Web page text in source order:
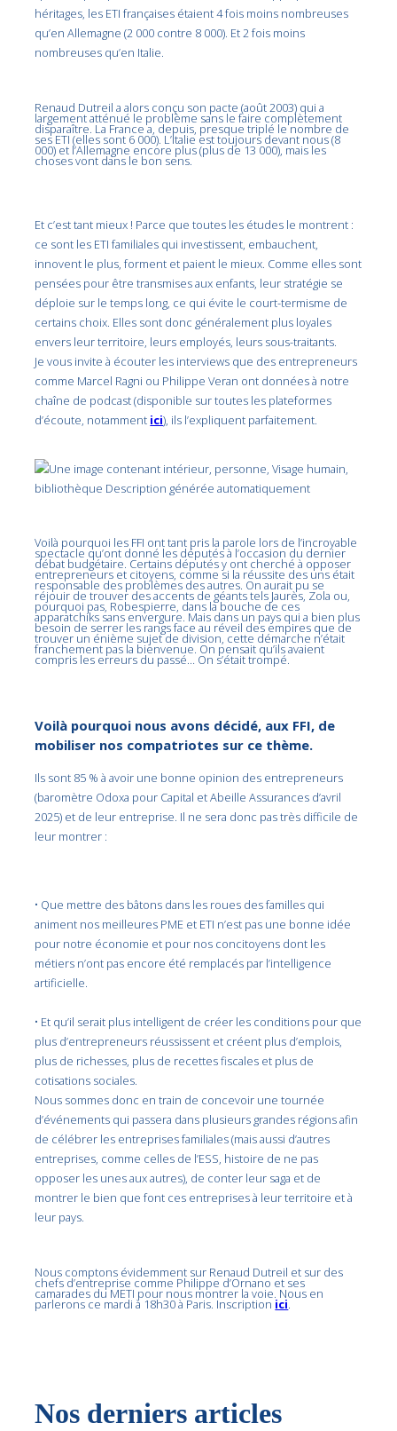
héritages, les ETI françaises étaient 4 fois moins nombreuses
qu’en Allemagne (2 000 contre 8 000). Et 2 fois moins
nombreuses qu’en Italie.
Renaud Dutreil a alors conçu son pacte (août 2003) qui a
largement atténué le problème sans le faire complètement
disparaître. La France a, depuis, presque triplé le nombre de
ses ETI (elles sont 6 000). L’Italie est toujours devant nous (8
000) et l’Allemagne encore plus (plus de 13 000), mais les
choses vont dans le bon sens.
Et c’est tant mieux ! Parce que toutes les études le montrent :
ce sont les ETI familiales qui investissent, embauchent,
innovent le plus, forment et paient le mieux. Comme elles sont
pensées pour être transmises aux enfants, leur stratégie se
déploie sur le temps long, ce qui évite le court-termisme de
certains choix. Elles sont donc généralement plus loyales
envers leur territoire, leurs employés, leurs sous-traitants.
Je vous invite à écouter les interviews que des entrepreneurs
comme Marcel Ragni ou Philippe Veran ont données à notre
chaîne de podcast (disponible sur toutes les plateformes
d’écoute, notamment ici), ils l’expliquent parfaitement.
Voilà pourquoi les FFI ont tant pris la parole lors de l’incroyable
spectacle qu’ont donné les députés à l’occasion du dernier
débat budgétaire. Certains députés y ont cherché à opposer
entrepreneurs et citoyens, comme si la réussite des uns était
responsable des problèmes des autres. On aurait pu se
réjouir de trouver des accents de géants tels Jaurès, Zola ou,
pourquoi pas, Robespierre, dans la bouche de ces
apparatchiks sans envergure. Mais dans un pays qui a bien plus
besoin de serrer les rangs face au réveil des empires que de
trouver un énième sujet de division, cette démarche n’était
franchement pas la bienvenue. On pensait qu’ils avaient
compris les erreurs du passé… On s’était trompé.
Voilà pourquoi nous avons décidé, aux FFI, de
mobiliser nos compatriotes sur ce thème.
Ils sont 85 % à avoir une bonne opinion des entrepreneurs
(baromètre Odoxa pour Capital et Abeille Assurances d’avril
2025) et de leur entreprise. Il ne sera donc pas très difficile de
leur montrer :
• Que mettre des bâtons dans les roues des familles qui
animent nos meilleures PME et ETI n’est pas une bonne idée
pour notre économie et pour nos concitoyens dont les
métiers n’ont pas encore été remplacés par l’intelligence
artificielle.
• Et qu’il serait plus intelligent de créer les conditions pour que
plus d’entrepreneurs réussissent et créent plus d’emplois,
plus de richesses, plus de recettes fiscales et plus de
cotisations sociales.
Nous sommes donc en train de concevoir une tournée
d’événements qui passera dans plusieurs grandes régions afin
de célébrer les entreprises familiales (mais aussi d’autres
entreprises, comme celles de l’ESS, histoire de ne pas
opposer les unes aux autres), de conter leur saga et de
montrer le bien que font ces entreprises à leur territoire et à
leur pays.
Nous comptons évidemment sur Renaud Dutreil et sur des
chefs d’entreprise comme Philippe d’Ornano et ses
camarades du METI pour nous montrer la voie. Nous en
parlerons ce mardi à 18h30 à Paris. Inscription ici.
Nos derniers articles